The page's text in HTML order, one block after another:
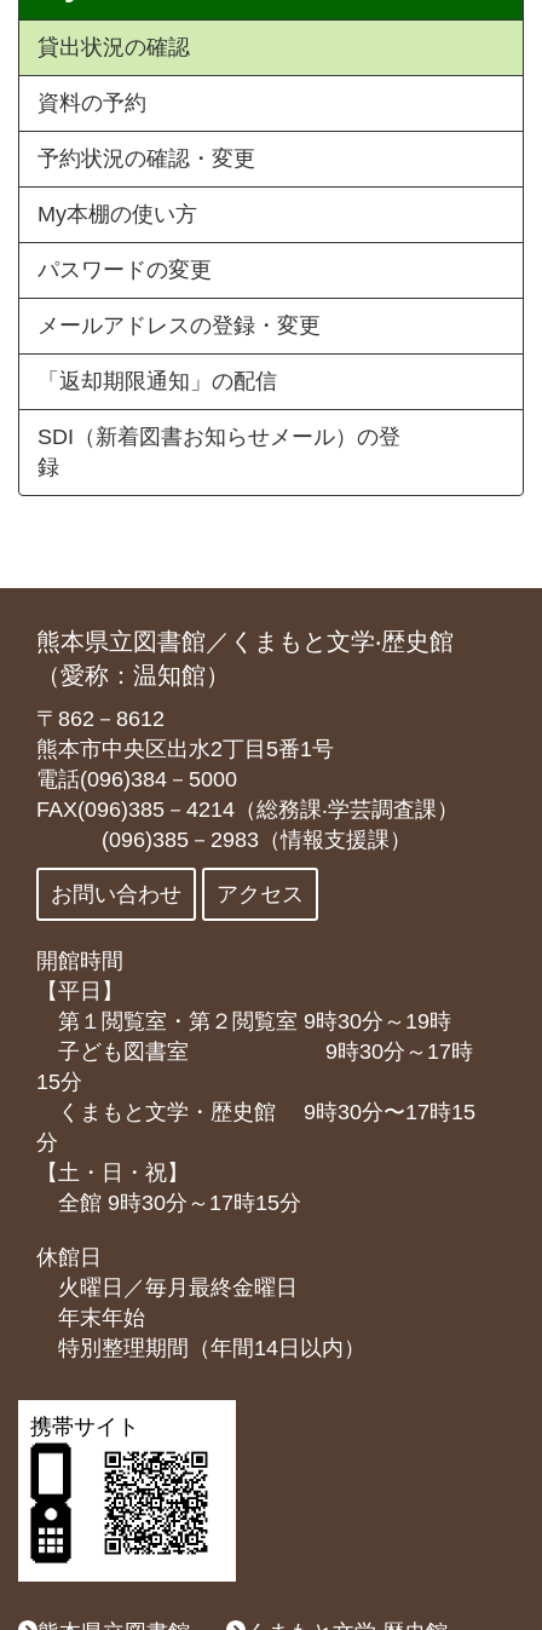
貸出状況の確認
資料の予約
予約状況の確認・変更
My本棚の使い方
パスワードの変更
メールアドレスの登録・変更
「返却期限通知」の配信
SDI（新着図書お知らせメール）の登
録
熊本県立図書館／くまもと文学‧歴史館
（愛称：温知館）
〒862－8612
熊本市中央区出水2丁目5番1号
電話(096)384－5000
FAX(096)385－4214（総務課‧学芸調査課）
(096)385－2983（情報支援課）
お問い合わせ アクセス
開館時間
【平日】
第１閲覧室・第２閲覧室 9時30分～19時
子ども図書室 9時30分～17時
15分
くまもと⽂学・歴史館 9時30分〜17時15
分
【土・日・祝】
全館 9時30分～17時15分
休館日
火曜日／毎月最終金曜日
年末年始
特別整理期間（年間14日以内）
携帯サイト